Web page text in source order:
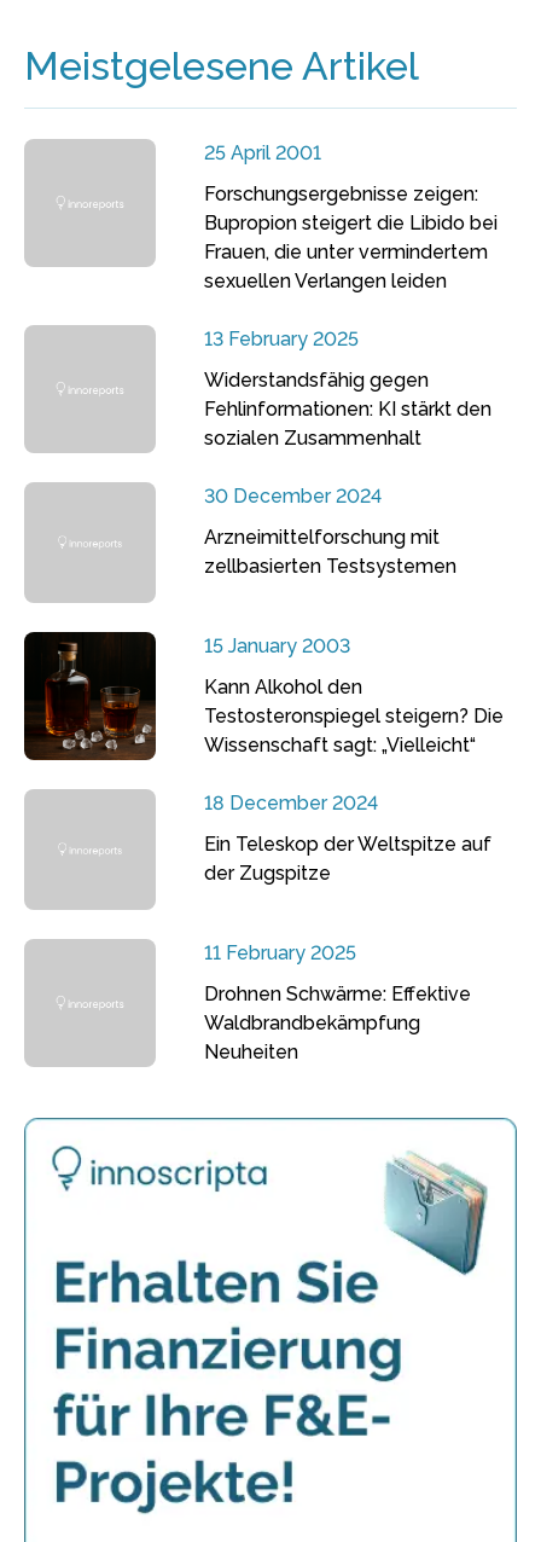
Meistgelesene Artikel
25 April 2001
Forschungsergebnisse zeigen:
Bupropion steigert die Libido bei
Frauen, die unter vermindertem
sexuellen Verlangen leiden
13 February 2025
Widerstandsfähig gegen
Fehlinformationen: KI stärkt den
sozialen Zusammenhalt
30 December 2024
Arzneimittelforschung mit
zellbasierten Testsystemen
15 January 2003
Kann Alkohol den
Testosteronspiegel steigern? Die
Wissenschaft sagt: „Vielleicht“
18 December 2024
Ein Teleskop der Weltspitze auf
der Zugspitze
11 February 2025
Drohnen Schwärme: Effektive
Waldbrandbekämpfung
Neuheiten